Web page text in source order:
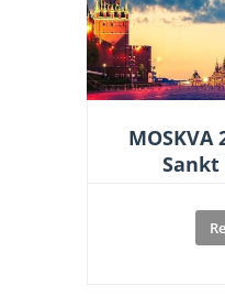
MOSKVA
Sankt